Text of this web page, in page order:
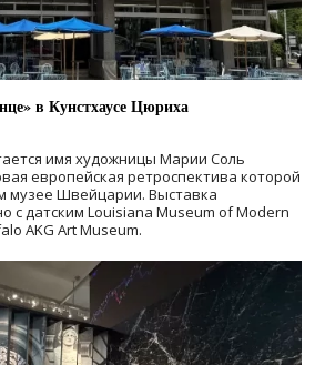
в Кунстхаусе Цюриха
имя художницы Марии Соль
европейская ретроспектива которой
музее Швейцарии. Выставка
с датским Louisiana Museum of Modern
AKG Art Museum.